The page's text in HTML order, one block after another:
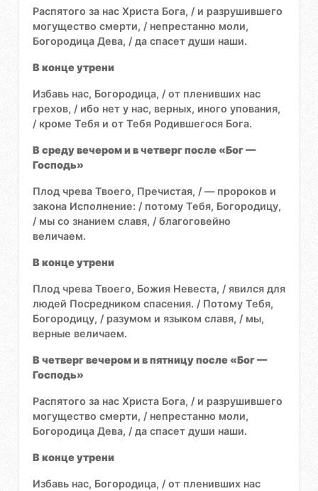
Распятого за нас Христа Бога, / и разрушившего
могущество смерти, / непрестанно моли,
Богородица Дева, / да спасет души наши.
В конце утрени
Избавь нас, Богородица, / от пленивших нас
грехов, / ибо нет у нас, верных, иного упования,
/ кроме Тебя и от Тебя Родившегося Бога.
В среду вечером и в четверг после «Бог —
Господь»
Плод чрева Твоего, Пречистая, / — пророков и
закона Исполнение: / потому Тебя, Богородицу,
/ мы со знанием славя, / благоговейно
величаем.
В конце утрени
Плод чрева Твоего, Божия Невеста, / явился для
людей Посредником спасения. / Потому Тебя,
Богородицу, / разумом и языком славя, / мы,
верные величаем.
В четверг вечером и в пятницу после «Бог —
Господь»
Распятого за нас Христа Бога, / и разрушившего
могущество смерти, / непрестанно моли,
Богородица Дева, / да спасет души наши.
В конце утрени
Избавь нас, Богородица, / от пленивших нас